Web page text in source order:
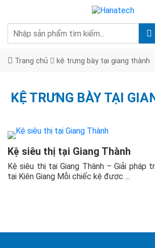
Trang chủ kệ trưng bày tại giang thành
KỆ TRƯNG BÀY TẠI
Kệ siêu thị tại Giang Thành
Kệ siêu thị tại Giang Thành – Giải pháp
tại Kiên Giang Mỗi chiếc kệ được ...